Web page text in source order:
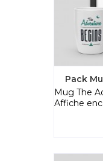
Pack
Mug The
Affiche